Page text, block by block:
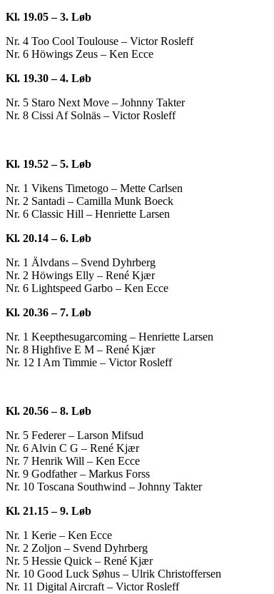
Kl. 19.05 – 3. Løb
Nr. 4 Too Cool Toulouse – Victor Rosleff
Nr. 6 Höwings Zeus – Ken Ecce
Kl. 19.30 – 4. Løb
Nr. 5 Staro Next Move – Johnny Takter
Nr. 8 Cissi Af Solnäs – Victor Rosleff
Kl. 19.52 – 5. Løb
Nr. 1 Vikens Timetogo – Mette Carlsen
Nr. 2 Santadi – Camilla Munk Boeck
Nr. 6 Classic Hill – Henriette Larsen
Kl. 20.14 – 6. Løb
Nr. 1 Älvdans – Svend Dyhrberg
Nr. 2 Höwings Elly – René Kjær
Nr. 6 Lightspeed Garbo – Ken Ecce
Kl. 20.36 – 7. Løb
Nr. 1 Keepthesugarcoming – Henriette Larsen
Nr. 8 Highfive E M – René Kjær
Nr. 12 I Am Timmie – Victor Rosleff
Kl. 20.56 – 8. Løb
Nr. 5 Federer – Larson Mifsud
Nr. 6 Alvin C G – René Kjær
Nr. 7 Henrik Will – Ken Ecce
Nr. 9 Godfather – Markus Forss
Nr. 10 Toscana Southwind – Johnny Takter
Kl. 21.15 – 9. Løb
Nr. 1 Kerie – Ken Ecce
Nr. 2 Zoljon – Svend Dyhrberg
Nr. 5 Hessie Quick – René Kjær
Nr. 10 Good Luck Søhus – Ulrik Christoffersen
Nr. 11 Digital Aircraft – Victor Rosleff